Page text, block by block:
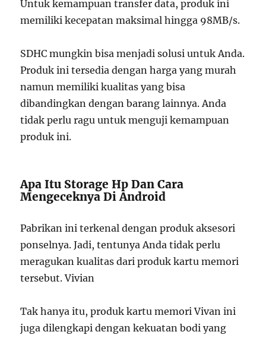
Untuk kemampuan transfer data, produk ini
memiliki kecepatan maksimal hingga 98MB/s.
SDHC mungkin bisa menjadi solusi untuk Anda.
Produk ini tersedia dengan harga yang murah
namun memiliki kualitas yang bisa
dibandingkan dengan barang lainnya. Anda
tidak perlu ragu untuk menguji kemampuan
produk ini.
Apa Itu Storage Hp Dan Cara
Mengeceknya Di Android
Pabrikan ini terkenal dengan produk aksesori
ponselnya. Jadi, tentunya Anda tidak perlu
meragukan kualitas dari produk kartu memori
tersebut. Vivian
Tak hanya itu, produk kartu memori Vivan ini
juga dilengkapi dengan kekuatan bodi yang